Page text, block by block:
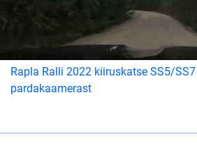
Rapla Ralli 2022 kiiruskatse SS5/
pardakaamerast